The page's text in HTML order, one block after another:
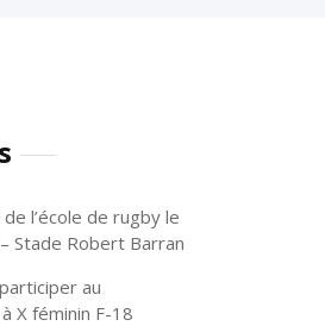
l’école de rugby le
Stade Robert Barran
au
X féminin F-18